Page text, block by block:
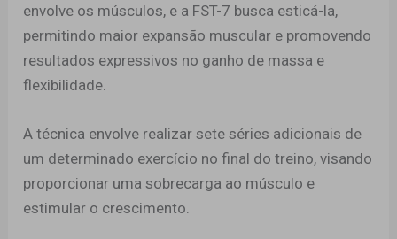
envolve os músculos, e a FST-7 busca esticá-la,
permitindo maior expansão muscular e promovendo
resultados expressivos no ganho de massa e
flexibilidade.
A técnica envolve realizar sete séries adicionais de
um determinado exercício no final do treino, visando
proporcionar uma sobrecarga ao músculo e
estimular o crescimento.